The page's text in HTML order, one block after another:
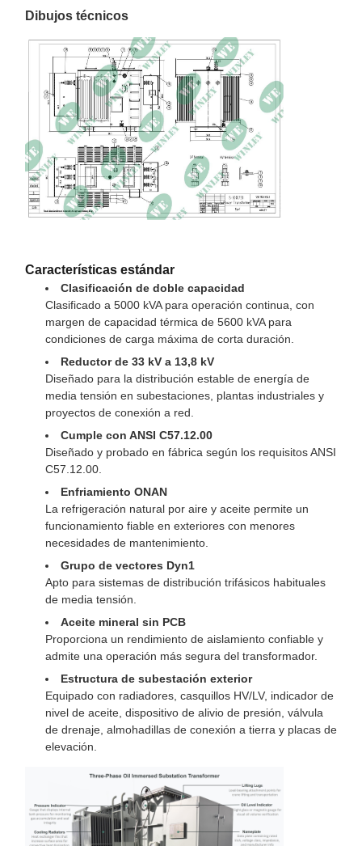
Aumento de
temperatura
Pérdida de
descarga
4200W
Pérdida en carga
(85 ℃)
47000W
Impedancia 7,0–8,0%
Material de
bobinado
Cobre
Dimensión
Peso 28500 libras
Nivel del mar ≤1000m
Dibujos técnicos
Características estándar
Clasificación de doble capacidad
Clasificado a 5000 kVA para operación continua, con
margen de capacidad térmica de 5600 kVA para
condiciones de carga máxima de corta duración.
Reductor de 33 kV a 13,8 kV
Diseñado para la distribución estable de energía de
media tensión en subestaciones, plantas industriales y
proyectos de conexión a red.
Cumple con ANSI C57.12.00
Diseñado y probado en fábrica según los requisitos ANSI
C57.12.00.
Enfriamiento ONAN
La refrigeración natural por aire y aceite permite un
funcionamiento fiable en exteriores con menores
necesidades de mantenimiento.
Grupo de vectores Dyn1
Apto para sistemas de distribución trifásicos habituales
de media tensión.
Aceite mineral sin PCB
Proporciona un rendimiento de aislamiento confiable y
admite una operación más segura del transformador.
Estructura de subestación exterior
Equipado con radiadores, casquillos HV/LV, indicador de
nivel de aceite, dispositivo de alivio de presión, válvula
de drenaje, almohadillas de conexión a tierra y placas de
elevación.